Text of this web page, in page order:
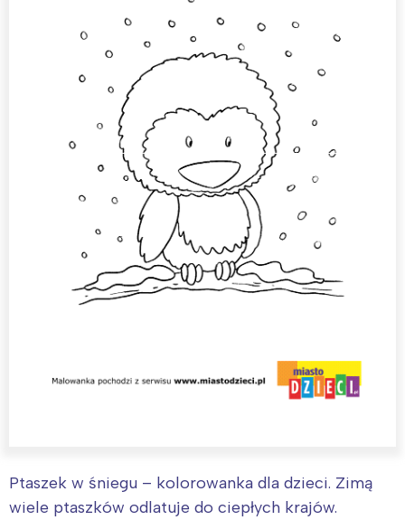
Ptaszek w śniegu – kolorowanka dla dzieci. Zimą
wiele ptaszków odlatuje do ciepłych krajów.